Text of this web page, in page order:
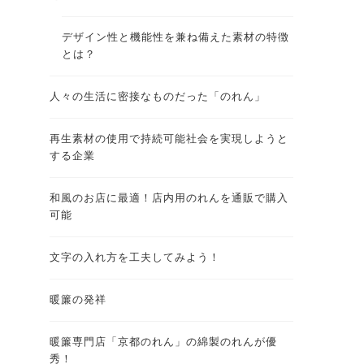
デザイン性と機能性を兼ね備えた素材の特徴
とは？
人々の生活に密接なものだった「のれん」
再生素材の使用で持続可能社会を実現しようと
する企業
和風のお店に最適！店内用のれんを通販で購入
可能
文字の入れ方を工夫してみよう！
暖簾の発祥
暖簾専門店「京都のれん」の綿製のれんが優
秀！